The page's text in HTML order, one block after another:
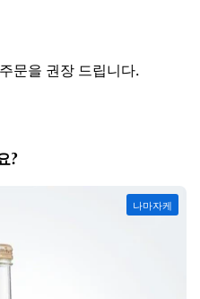
을 권장 드립니다.
?
나마자케